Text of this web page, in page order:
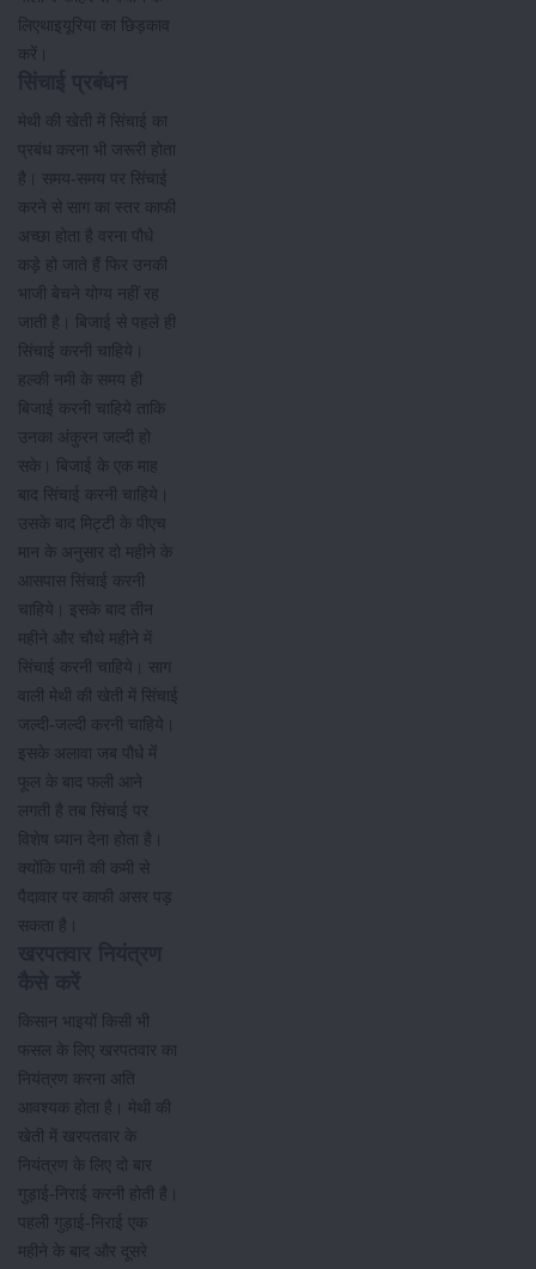
लिएथाइयूरिया का छिड़काव
करें।
मेथी की खेती में सिंचाई का
प्रबंध करना भी जरूरी होता
है। समय-समय पर सिंचाई
करने से साग का स्तर काफी
अच्छा होता है वरना पौधे
कड़े हो जाते हैं फिर उनकी
भाजी बेचने योग्य नहीं रह
जाती है। बिजाई से पहले ही
सिंचाई करनी चाहिये।
हल्की नमी के समय ही
बिजाई करनी चाहिये ताकि
उनका अंकुरन जल्दी हो
सके। बिजाई के एक माह
बाद सिंचाई करनी चाहिये।
उसके बाद मिट्टी के पीएच
मान के अनुसार दो महीने के
आसपास सिंचाई करनी
चाहिये। इसके बाद तीन
महीने और चौथे महीने में
सिंचाई करनी चाहिये। साग
वाली मेथी की खेती में सिंचाई
जल्दी-जल्दी करनी चाहिये।
इसके अलावा जब पौधे मेंं
फूल के बाद फली आने
लगती है तब सिंचाई पर
विशेष ध्यान देना होता है।
क्योंकि पानी की कमी से
पैदावार पर काफी असर पड़
सकता है।
किसान भाइयों किसी भी
फसल के लिए खरपतवार का
नियंत्रण करना अति
आवश्यक होता है। मेथी की
खेती में खरपतवार के
नियंत्रण के लिए दो बार
गुड़ाई-निराई करनी होती है।
पहली गुड़ाई-निराई एक
महीने के बाद और दूसरे